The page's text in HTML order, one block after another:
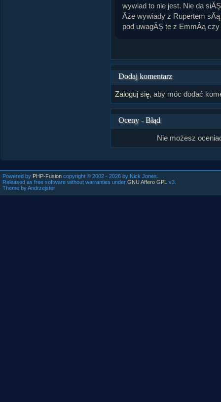
wywiad to nie jest. Nie da
Âże wywiady z Rupertem
pod uwagĂŞ te z EmmÂą
Dodaj komentarz
Zaloguj się, aby móc dodać
Oceny - Błąd
Nie możesz
Powered by PHP-Fusion copyright © 2002 - 2026 by Nick Jones.
Released as free software without warranties under GNU Affero GPL v3.
Theme by Andrzejster